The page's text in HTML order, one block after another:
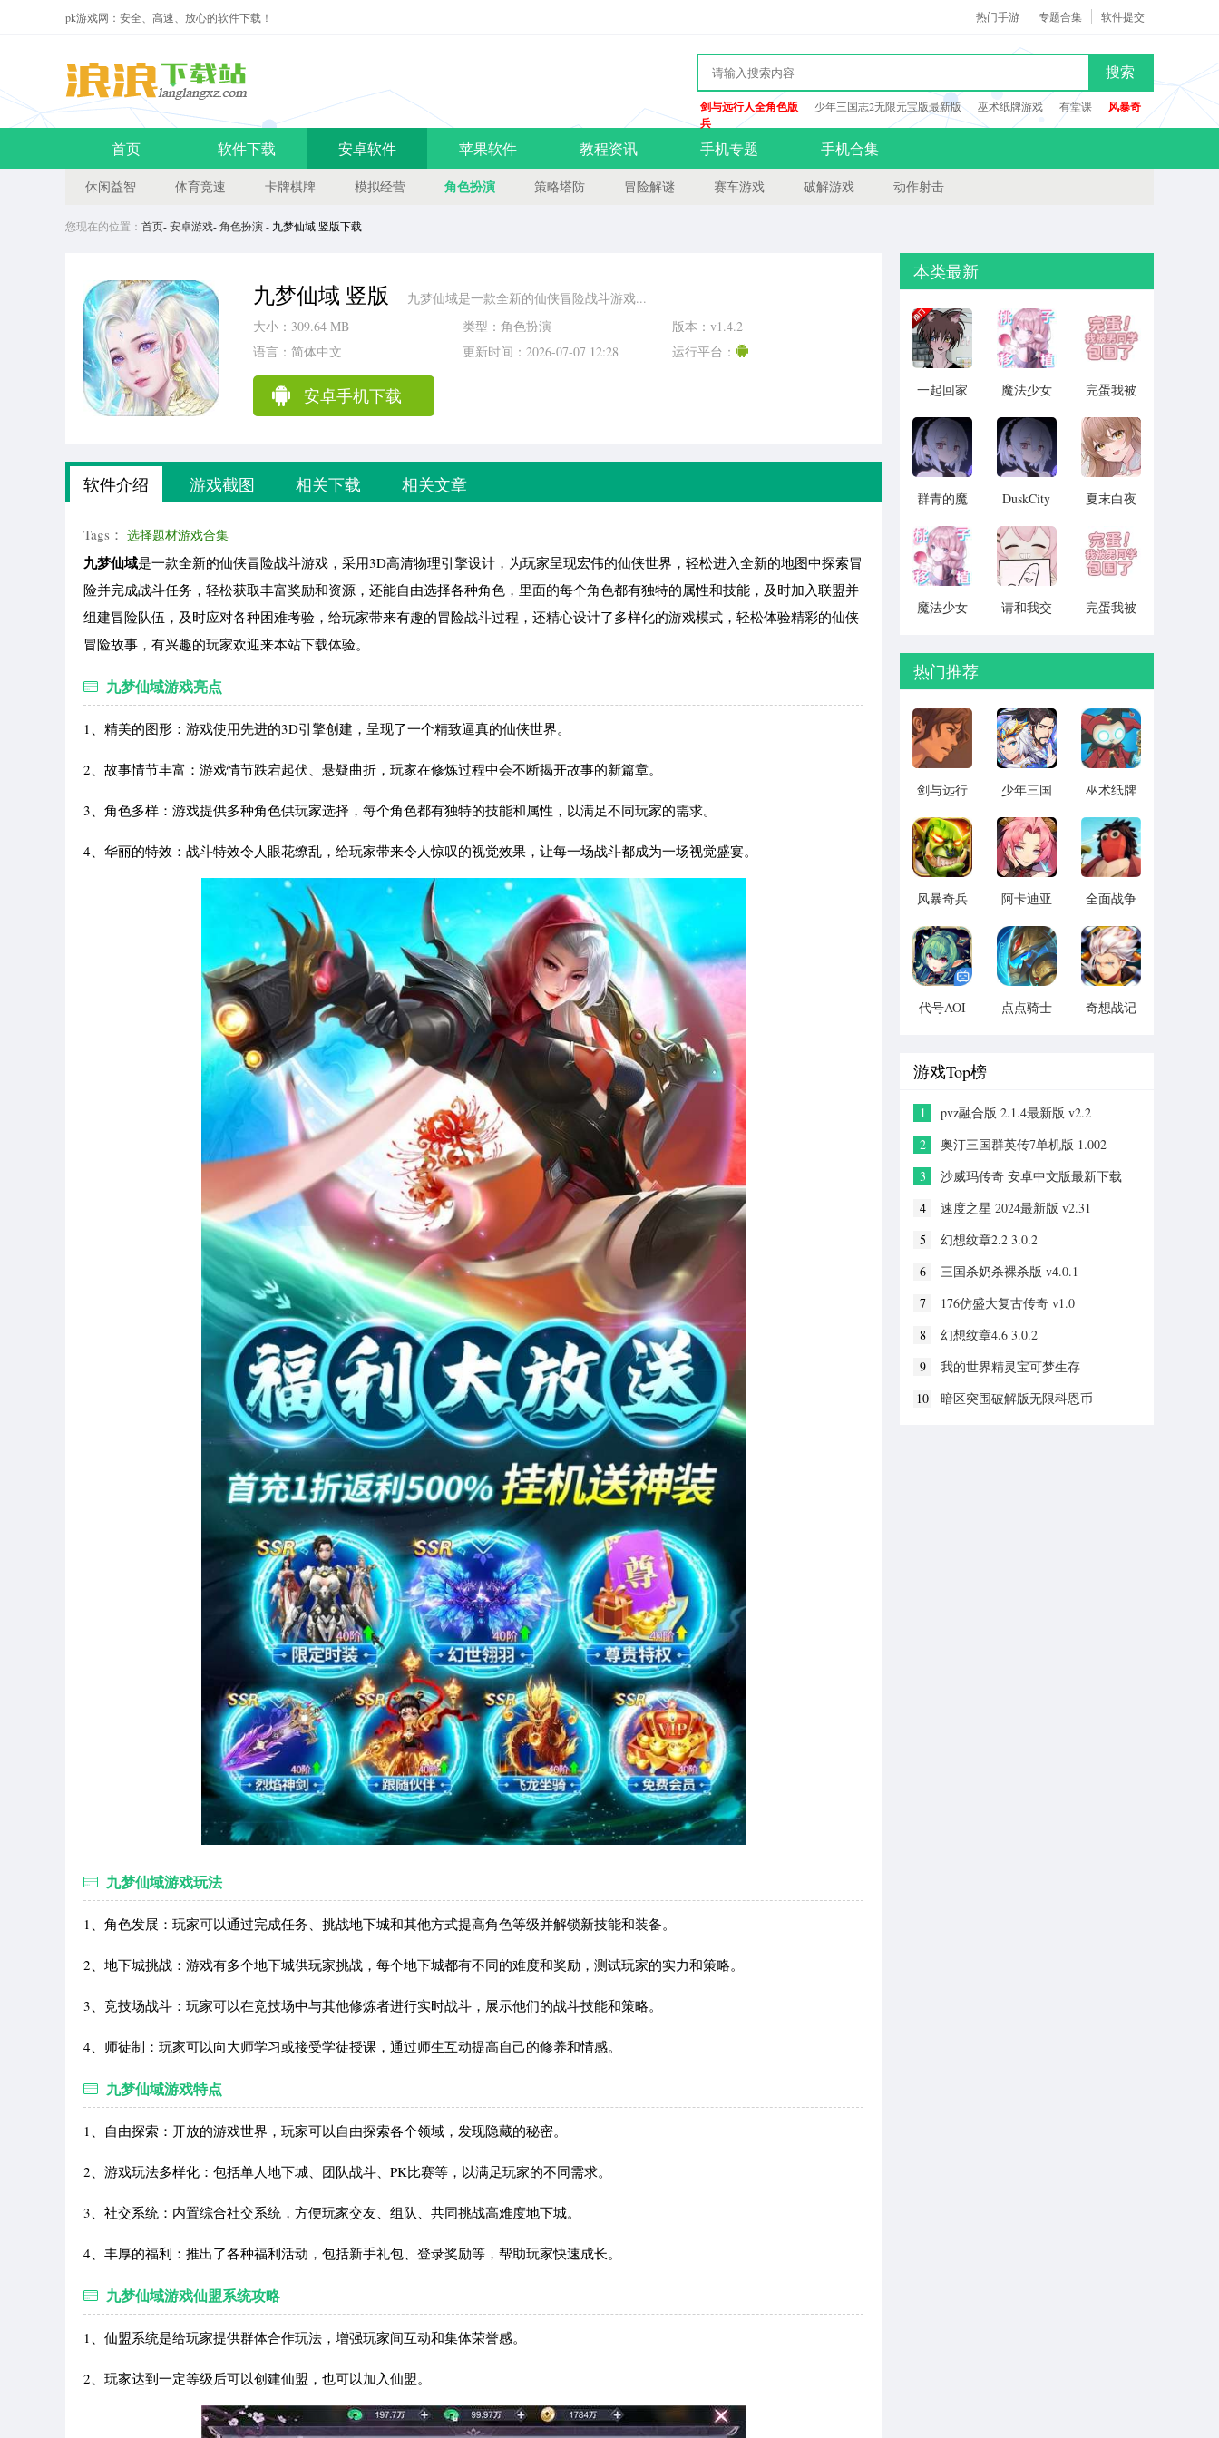
pk游戏网：安全、高速、放心的软件下载！ 软件提交
专题合集
热门手游
搜索
剑与远行人全角色版 少年三国志2无限元宝版最新版 巫术纸牌游戏 有堂课
风暴奇
兵
首页 软件下载 安卓软件 苹果软件 教程资讯 手机专题 手机合集
休闲益智 体育竞速 卡牌棋牌 模拟经营 角色扮演 策略塔防 冒险解谜 赛车游戏 破解游戏 动作射击
您现在的位置： 首页-安卓游戏-角色扮演- 九梦仙域 竖版下载
九梦仙域 竖版
九梦仙域是一款全新的仙侠冒险战斗游戏...
大小：309.64 MB
类型：角色扮演
版本：v1.4.2
语言：简体中文
更新时间：2026-07-07 12:28 运行平台：
安卓手机下载
软件介绍 游戏截图 相关下载 相关文章
Tags： 选择题材游戏合集
九梦仙域是一款全新的仙侠冒险战斗游戏，采用3D高清物理引擎设计，为玩家呈现宏伟的仙侠世界，轻松进入全新的地图中探索冒
险并完成战斗任务，轻松获取丰富奖励和资源，还能自由选择各种角色，里面的每个角色都有独特的属性和技能，及时加入联盟并
组建冒险队伍，及时应对各种困难考验，给玩家带来有趣的冒险战斗过程，还精心设计了多样化的游戏模式，轻松体验精彩的仙侠
冒险故事，有兴趣的玩家欢迎来本站下载体验。
九梦仙域游戏亮点
1、精美的图形：游戏使用先进的3D引擎创建，呈现了一个精致逼真的仙侠世界。
2、故事情节丰富：游戏情节跌宕起伏、悬疑曲折，玩家在修炼过程中会不断揭开故事的新篇章。
3、角色多样：游戏提供多种角色供玩家选择，每个角色都有独特的技能和属性，以满足不同玩家的需求。
4、华丽的特效：战斗特效令人眼花缭乱，给玩家带来令人惊叹的视觉效果，让每一场战斗都成为一场视觉盛宴。
九梦仙域游戏玩法
1、角色发展：玩家可以通过完成任务、挑战地下城和其他方式提高角色等级并解锁新技能和装备。
2、地下城挑战：游戏有多个地下城供玩家挑战，每个地下城都有不同的难度和奖励，测试玩家的实力和策略。
3、竞技场战斗：玩家可以在竞技场中与其他修炼者进行实时战斗，展示他们的战斗技能和策略。
4、师徒制：玩家可以向大师学习或接受学徒授课，通过师生互动提高自己的修养和情感。
九梦仙域游戏特点
1、自由探索：开放的游戏世界，玩家可以自由探索各个领域，发现隐藏的秘密。
2、游戏玩法多样化：包括单人地下城、团队战斗、PK比赛等，以满足玩家的不同需求。
3、社交系统：内置综合社交系统，方便玩家交友、组队、共同挑战高难度地下城。
4、丰厚的福利：推出了各种福利活动，包括新手礼包、登录奖励等，帮助玩家快速成长。
九梦仙域游戏仙盟系统攻略
1、仙盟系统是给玩家提供群体合作玩法，增强玩家间互动和集体荣誉感。
2、玩家达到一定等级后可以创建仙盟，也可以加入仙盟。
本类最新
一起回家
v1.0
魔法少女
难 官方正
版 v1.0
完蛋我被
围了 完整
版 v0.8.2
群青的魔
新版
v1.00
DuskCity
v1.00
夏末白夜
魔法少女
植版 v1.0
请和我交
完蛋我被
热门推荐
剑与远行
版 vv1.14
少年三国
宝版最新
版 vv5.3.9
巫术纸牌
vv1.1.14
风暴奇兵
阿卡迪亚
全面战争
机2021版
vv1.1
代号AOI
点点骑士
奇想战记
游戏Top榜
1
pvz融合版 2.1.4最新版 v2.2
2
奥汀三国群英传7单机版 1.002
3
沙威玛传奇 安卓中文版最新下载
4
速度之星 2024最新版 v2.31
5
幻想纹章2.2 3.0.2
6
三国杀奶杀裸杀版 v4.0.1
7
176仿盛大复古传奇 v1.0
8
幻想纹章4.6 3.0.2
9
我的世界精灵宝可梦生存
10
暗区突围破解版无限科恩币